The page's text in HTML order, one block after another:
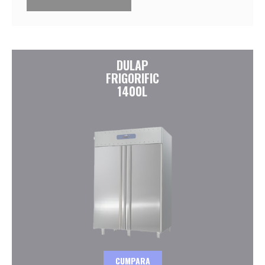
DULAP
FRIGORIFIC
1400L
CUMPARA